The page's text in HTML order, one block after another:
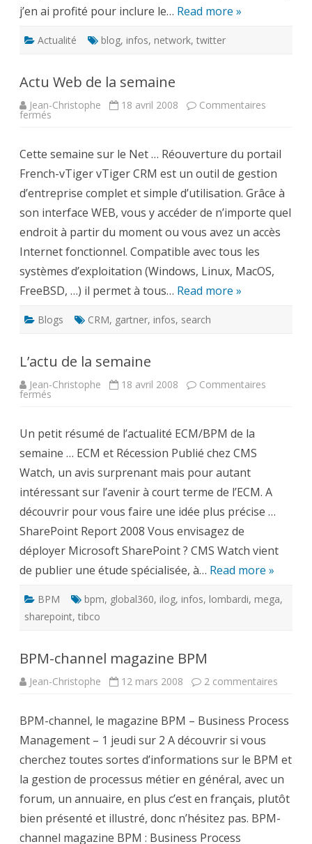
j’en ai profité pour inclure le… Read more »
Actualité blog, infos, network, twitter
Actu Web de la semaine
Jean-Christophe 18 avril 2008 Commentaires
fermés
la
semaine
Cette semaine sur le Net … Réouverture du portail
French-vTiger vTiger CRM est un outil de gestion
d’entreprise complet et simple d’utilisation. Grâce à
son interface WEB, vous y accéder de n’importe quel
endroit à partir du moment ou vous avez un accès
Internet fonctionnel. Compatible avec tous les
systèmes d’exploitation (Windows, Linux, MacOS,
FreeBSD, …) il permet à tous… Read more »
Blogs CRM, gartner, infos, search
L’actu de la semaine
Jean-Christophe 18 avril 2008 Commentaires
fermés
semaine
Un petit résumé de l’actualité ECM/BPM de la
semaine … ECM et Récession Publié chez CMS
Watch, un avis surprenant mais pour autant
intéressant sur l’avenir à court terme de l’ECM. A
découvrir pour vous faire une idée plus précise …
SharePoint Report 2008 Vous envisagez de
déployer Microsoft SharePoint ? CMS Watch vient
de publier une étude spécialisée, à… Read more »
BPM bpm, global360, ilog, infos, lombardi, mega,
sharepoint, tibco
BPM-channel magazine BPM
Jean-Christophe 12 mars 2008 2 commentaires
BPM
BPM-channel, le magazine BPM – Business Process
Management – 1 jeudi sur 2 A découvrir si vous
cherchez toutes sortes d’informations sur le BPM et
la gestion de processus métier en général, avec un
forum, un annuaire, en plus c’est en français, plutôt
bien présenté et illustré, donc n’hésitez pas. BPM-
channel magazine BPM : Business Process